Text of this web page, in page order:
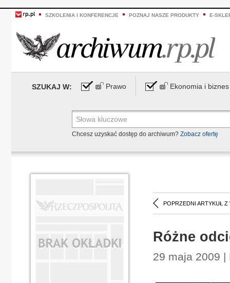
SZKOLENIA I KONFERENCJE POZNAJ NASZE PRODUKTY E-
SZUKAJ W: Prawo Ekonomia i biznes
Chcesz uzyskać dostęp do archiwum? Zobacz ofertę
POPRZEDNI ARTYKUŁ Z
Różne
29 maja 2009 |